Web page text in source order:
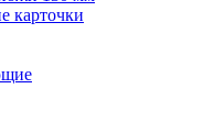
карточки